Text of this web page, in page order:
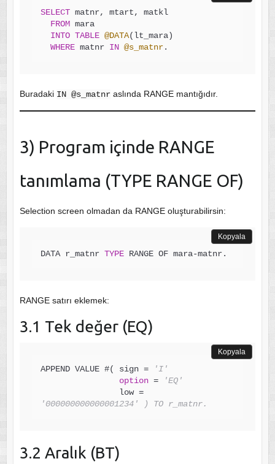
SELECT matnr, mtart, matkl
FROM mara
INTO TABLE @DATA(lt_mara)
WHERE matnr IN @s_matnr.
Buradaki IN @s_matnraslında RANGE mantığıdır.
3) Program içinde RANGE
tanımlama (TYPE RANGE OF)
Selection screen olmadan da RANGE oluşturabilirsin:
DATA r_matnr TYPE RANGE OF mara-matnr.
Kopyala
RANGE satırı eklemek:
3.1 Tek değer (EQ)
APPEND VALUE #( sign =
'I'
option =
'EQ'
                low =
'000000000000001234' ) TO r_matnr.
Kopyala
3.2 Aralık (BT)